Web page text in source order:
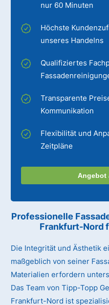
nur 60 Minuten
Höchste
unseres Handelns
Qualifiziertes
Transparente
Kommunikation
Flexibilität und
Zeitpläne
Angebot
Professionelle
Frankfurt-Nord
Die Integrität und Ästhetik
maßgeblich von seiner
Materialien erfordern
Das Team von Tipp-Topp
Frankfurt-Nord ist